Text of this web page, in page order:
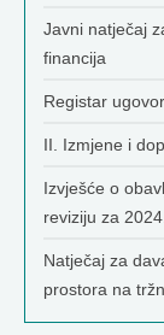
Javni natječaj
financija
Registar
II. Izmjene i
Izvješće o
reviziju za
Natječaj za
prostora na